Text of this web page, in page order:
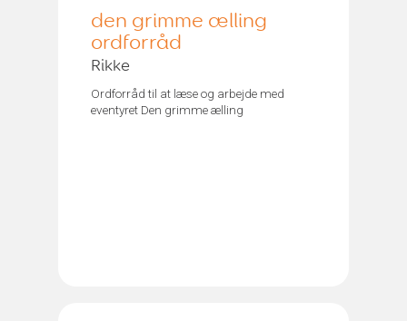
den grimme ælling
ordforråd
Rikke
Ordforråd til at læse og arbejde med
eventyret Den grimme ælling